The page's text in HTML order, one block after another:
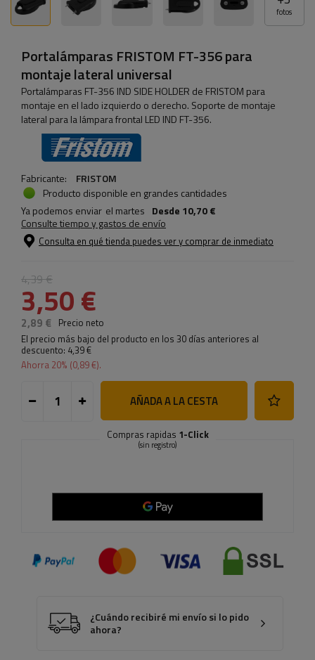
fotos
Portalámparas FRISTOM FT-356 para
montaje lateral universal
Portalámparas FT-356 IND SIDE HOLDER de FRISTOM para
montaje en el lado izquierdo o derecho. Soporte de montaje
lateral para la lámpara frontal LED IND FT-356.
Fabricante:
FRISTOM
Producto disponible en grandes cantidades
Ya podemos enviar el martes Desde 10,70 €
Consulte tiempo y gastos de envío
Consulta en qué tienda puedes ver y comprar de inmediato
4,39 €
3,50 €
2,89 € Precio neto
El precio más bajo del producto en los 30 días anteriores al
descuento: 4,39 €
Ahorra 20% (0,89 €).
AÑADA A LA CESTA
Compras rapidas 1-Click
(sin registro)
¿Cuándo recibiré mi envío si lo pido
ahora?